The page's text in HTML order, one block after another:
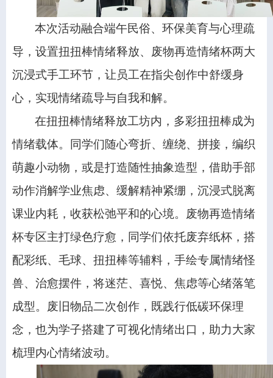
本次活动融合端午民俗、环保美育与心理疏
导，设置扭扭棒情绪释放、废物再造情绪杯两大
沉浸式手工环节，让员工在指尖创作中舒缓身
心，实现情绪疏导与自我和解。
在扭扭棒情绪释放工坊内，多彩扭扭棒成为
情绪载体。同学们随心弯折、缠绕、拼接，编织
萌趣小动物，或是打造随性抽象造型，借助手部
动作消解学业焦虑、缓解精神紧绷，沉浸式脱离
课业内耗，收获松弛平和的心境。废物再造情绪
杯专区主打绿色疗愈，同学们依托废弃纸杯，搭
配彩纸、毛球、扭扭棒等辅料，手绘专属情绪怪
兽、治愈摆件，将迷茫、喜悦、焦虑等心绪落笔
成型。废旧物品二次创作，既践行低碳环保理
念，也为学子搭建了可视化情绪出口，助力大家
梳理内心情绪波动。